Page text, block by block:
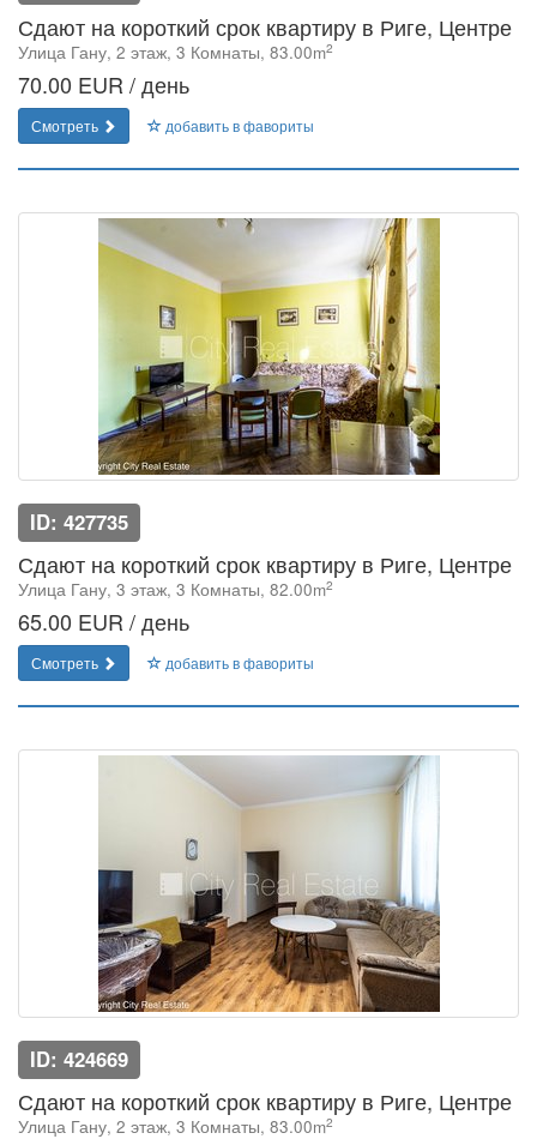
Сдают на короткий срок квартиру в Риге, Центре
Улица Гану, 2 этаж, 3 Комнаты, 83.00m2
70.00 EUR / день
Смотреть добавить в фавориты
ID: 427735
Сдают на короткий срок квартиру в Риге, Центре
Улица Гану, 3 этаж, 3 Комнаты, 82.00m2
65.00 EUR / день
Смотреть добавить в фавориты
ID: 424669
Сдают на короткий срок квартиру в Риге, Центре
Улица Гану, 2 этаж, 3 Комнаты, 83.00m2